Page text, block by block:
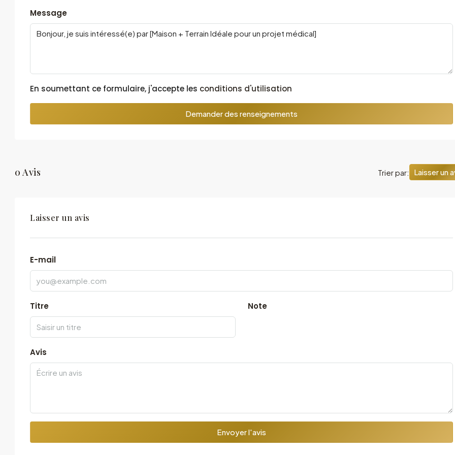
Message
En soumettant ce formulaire, j'accepte les conditions d'utilisation
Demander des renseignements
0 Avis Trier par: Laisser un
Laisser un avis
E-mail
Titre Note
Avis
Envoyer l'avis